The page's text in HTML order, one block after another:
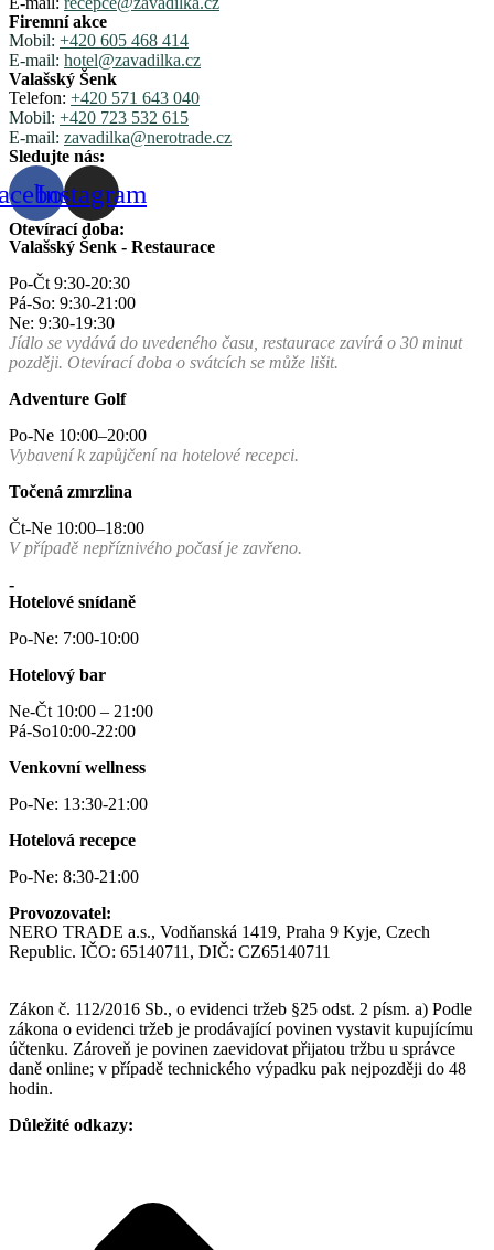
Firemní akce
Mobil: +420 605 468 414
E-mail: hotel@zavadilka.cz
Valašský Šenk
Telefon: +420 571 643 040
Mobil: +420 723 532 615
E-mail: zavadilka@nerotrade.cz
Sledujte nás:
Instagram
Otevírací doba:
Valašský Šenk - Restaurace
Po-Čt 9:30-20:30
Pá-So: 9:30-21:00
Ne: 9:30-19:30
Jídlo se vydává do uvedeného času, restaurace zavírá o 30 minut
později. Otevírací doba o svátcích se může lišit.
Adventure Golf
Po-Ne 10:00–20:00
Vybavení k zapůjčení na hotelové recepci.
Točená zmrzlina
Čt-Ne 10:00–18:00
V případě nepříznivého počasí je zavřeno.
-
Hotelové snídaně
Po-Ne: 7:00-10:00
Hotelový bar
Ne-Čt 10:00 – 21:00
Pá-So10:00-22:00
Venkovní wellness
Po-Ne: 13:30-21:00
Hotelová recepce
Po-Ne: 8:30-21:00
Provozovatel:
NERO TRADE a.s., Vodňanská 1419, Praha 9 Kyje, Czech
Republic. IČO: 65140711, DIČ: CZ65140711
Zákon č. 112/2016 Sb., o evidenci tržeb §25 odst. 2 písm. a) Podle
zákona o evidenci tržeb je prodávající povinen vystavit kupujícímu
účtenku. Zároveň je povinen zaevidovat přijatou tržbu u správce
daně online; v případě technického výpadku pak nejpozději do 48
hodin.
Důležité odkazy: